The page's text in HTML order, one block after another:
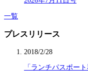
一覧
プレスリリース
2018/2/28
「ランチパスポー